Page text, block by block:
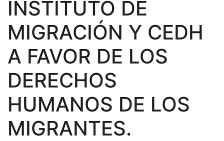
INSTITUTO DE
MIGRACIÓN Y CEDH
A FAVOR DE LOS
DERECHOS
HUMANOS DE LOS
MIGRANTES.